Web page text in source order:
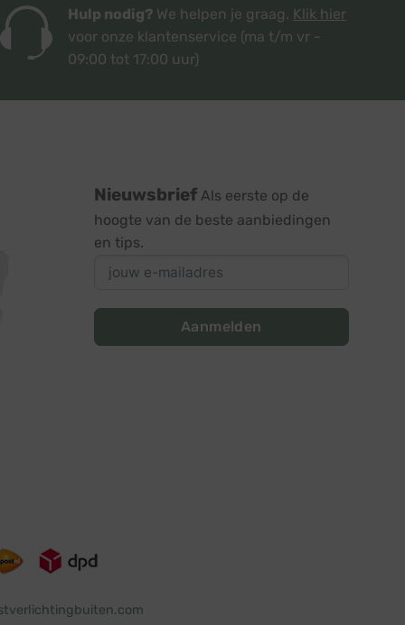
Hulp nodig? We helpen je graag. Klik hier
voor onze klantenservice (ma t/m vr -
09:00 tot 17:00 uur)
Nieuwsbrief Als eerste op de
hoogte van de beste aanbiedingen
en tips.
Aanmelden